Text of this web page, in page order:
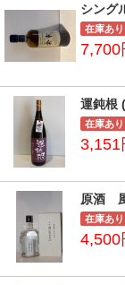
シング
在庫あり
7,700
運鈍根
在庫あり
3,151
原酒
在庫あり
4,500